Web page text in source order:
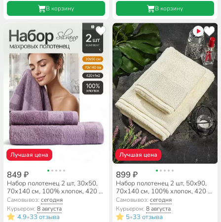
В корзину В корзину
Лучшая цена
849 ₽
Набор полотенец 2 шт, 30х50,
70х140 см, 100% хлопок, 420 г/
м2, Silvano, Аврора, сухая роза,
Узбекистан
Самовывоз:сегодня
Курьером:8 августа
4.9•33 отзыва
Лучшая цена
899 ₽
Набор полотенец 2 шт, 50х90,
70х140 см, 100% хлопок, 420 г/
м2, Silvano, Мореска, слоновая
кость, Узбекистан
Самовывоз: сегодня
Курьером: 8 августа
5•33 отзыва